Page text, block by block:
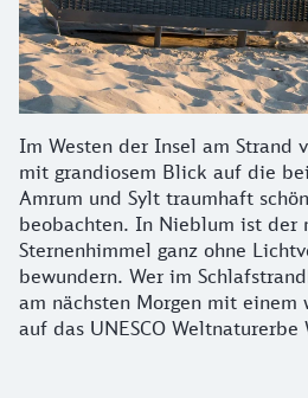
Im Westen der Insel am Strand
mit grandiosem Blick auf die
Amrum und Sylt traumhaft
beobachten. In Nieblum ist der
Sternenhimmel ganz ohne
bewundern. Wer im
am nächsten Morgen mit einem
auf das UNESCO